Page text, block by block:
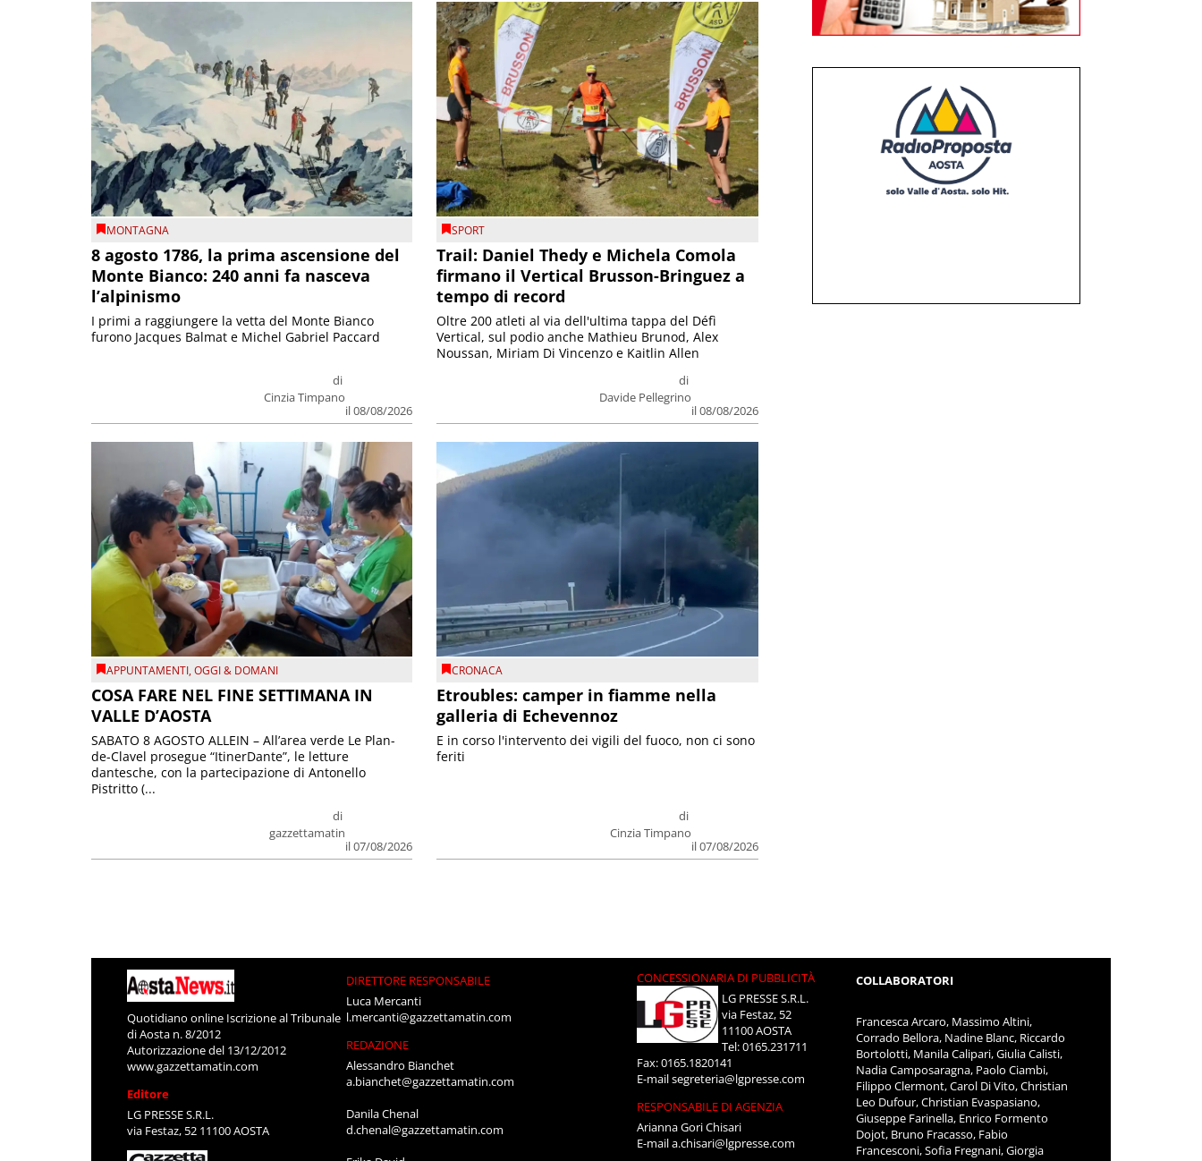
MONTAGNA
8 agosto 1786, la prima ascensione del
Monte Bianco: 240 anni fa nasceva
l’alpinismo
di
Cinzia Timpano
il 08/08/2026
I primi a raggiungere la vetta del Monte Bianco
furono Jacques Balmat e Michel Gabriel Paccard
SPORT
Trail: Daniel Thedy e Michela Comola
firmano il Vertical Brusson-Bringuez a
tempo di record
di
Davide Pellegrino
il 08/08/2026
Oltre 200 atleti al via dell'ultima tappa del Défì
Vertical, sul podio anche Mathieu Brunod, Alex
Noussan, Miriam Di Vincenzo e Kaitlin Allen
APPUNTAMENTI,OGGI & DOMANI
COSA FARE NEL FINE SETTIMANA IN
VALLE D’AOSTA
di
gazzettamatin
il 07/08/2026
SABATO 8 AGOSTO ALLEIN – All’area verde Le Plan-
de-Clavel prosegue “ItinerDante”, le letture
dantesche, con la partecipazione di Antonello
Pistritto (...
CRONACA
Etroubles: camper in fiamme nella
galleria di Echevennoz
di
Cinzia Timpano
il 07/08/2026
E in corso l'intervento dei vigili del fuoco, non ci sono
feriti
Quotidiano online Iscrizione al Tribunale
di Aosta n. 8/2012
Autorizzazione del 13/12/2012
www.gazzettamatin.com
Editore
LG PRESSE S.R.L.
via Festaz, 52 11100 AOSTA
DIRETTORE RESPONSABILE
Luca Mercanti
l.mercanti@gazzettamatin.com
REDAZIONE
Alessandro Bianchet
a.bianchet@gazzettamatin.com
Danila Chenal
d.chenal@gazzettamatin.com
CONCESSIONARIA DI PUBBLICITÀ
LG PRESSE S.R.L.
via Festaz, 52
11100 AOSTA
Tel: 0165.231711
Fax: 0165.1820141
E-mailsegreteria@lgpresse.com
RESPONSABILE DI AGENZIA
Arianna Gori Chisari
E-maila.chisari@lgpresse.com
COLLABORATORI
Francesca Arcaro, Massimo Altini,
Corrado Bellora, Nadine Blanc, Riccardo
Bortolotti, Manila Calipari, Giulia Calisti,
Nadia Camposaragna, Paolo Ciambi,
Filippo Clermont, Carol Di Vito, Christian
Leo Dufour, Christian Evaspasiano,
Giuseppe Farinella, Enrico Formento
Dojot, Bruno Fracasso, Fabio
Francesconi, Sofia Fregnani, Giorgia